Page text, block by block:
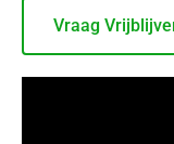
Vraag